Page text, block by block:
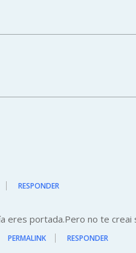
RESPONDER
eres portada.Pero no te creai
PERMALINK RESPONDER